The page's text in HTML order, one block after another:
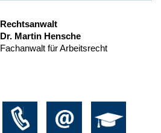
Rechtsanwalt
Dr. Martin Hensche
Fachanwalt für Arbeitsrecht